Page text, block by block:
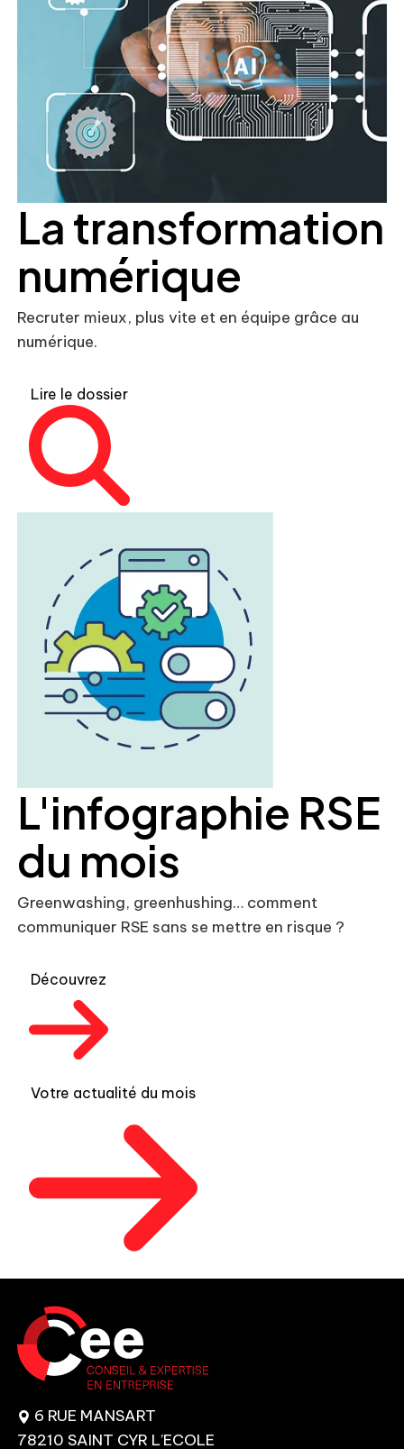
La transformation
numérique
Recruter mieux, plus vite et en équipe grâce au
numérique.
Lire le dossier
L'infographie RSE
du mois
Greenwashing, greenhushing… comment
communiquer RSE sans se mettre en risque ?
Découvrez
Votre actualité du mois
6 RUE MANSART
78210 SAINT CYR L’ECOLE